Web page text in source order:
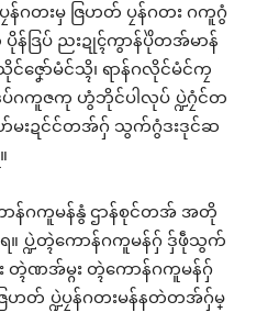
တးမှ ဇြဟတ် ပၠန်ဂတး ဂကူဂွံ
န်ဒြပ် ညးဍုၚ်ကွာန်ပိုဲတအ်မာန်
ော်မံင်သ္ၚိ၊ ရာန်ဂလိုင်မံင်ကၠ
ဂကူဇကု ဟွံဘိုင်ပါလုပ် ပ္ဍဲဂၠံင်တ
မးဍင်င်တအ်ဂှ် သွက်ဂွံဒးဒုင်ဆ
ာန်ဂကူမန်နွံ ဌာန်စုင်တအ် အတို
ပ္ဍဲတ္ၚဲကောန်ဂကူမန်ဂှ် ဒှ်ဖဵုသွက်
ဏအ်မ္ဂး တ္ၚဲကောန်ဂကူမန်ဂှ်
ဟတ် ပ္ဍဲပၠန်ဂတးမန်နတဲတအ်ဂှ်မ္